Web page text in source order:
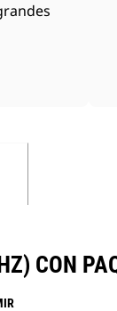
CON